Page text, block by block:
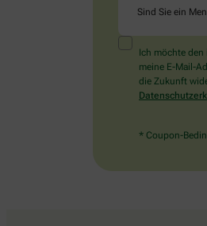
Sind Sie ein
Ich möchte den
meine E-Mail-
die Zukunft
* Coupon-